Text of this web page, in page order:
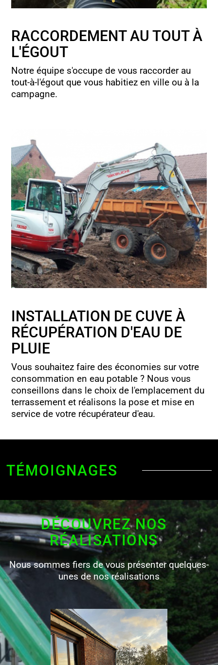
RACCORDEMENT AU TOUT À
L'ÉGOUT
Notre équipe s'occupe de vous raccorder au
tout-à-l'égout que vous habitiez en ville ou à la
campagne.
INSTALLATION DE CUVE À
RÉCUPÉRATION D'EAU DE
PLUIE
Vous souhaitez faire des économies sur votre
consommation en eau potable ? Nous vous
conseillons dans le choix de l'emplacement du
terrassement et réalisons la pose et mise en
service de votre récupérateur d'eau.
TÉMOIGNAGES
DÉCOUVREZ NOS
RÉALISATIONS
Nous sommes fiers de vous présenter quelques-
unes de nos réalisations